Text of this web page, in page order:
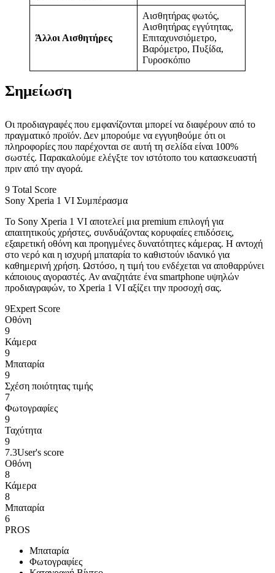
Άλλοι Αισθητήρες
Αισθητήρας φωτός,
Αισθητήρας εγγύτητας,
Επιταχυνσιόμετρο,
Βαρόμετρο, Πυξίδα,
Γυροσκόπιο
Σημείωση
Οι προδιαγραφές που εμφανίζονται μπορεί να διαφέρουν από το
πραγματικό προϊόν. Δεν μπορούμε να εγγυηθούμε ότι οι
πληροφορίες που παρέχονται σε αυτή τη σελίδα είναι 100%
σωστές. Παρακαλούμε ελέγξτε τον ιστότοπο του κατασκευαστή
πριν από την αγορά.
9 Total Score
Sony Xperia 1 VI Συμπέρασμα
Το Sony Xperia 1 VI αποτελεί μια premium επιλογή για
απαιτητικούς χρήστες, συνδυάζοντας κορυφαίες επιδόσεις,
εξαιρετική οθόνη και προηγμένες δυνατότητες κάμερας. Η αντοχή
στο νερό και η ισχυρή μπαταρία το καθιστούν ιδανικό για
καθημερινή χρήση. Ωστόσο, η τιμή του ενδέχεται να αποθαρρύνει
κάποιους αγοραστές. Αν αναζητάτε ένα smartphone υψηλών
προδιαγραφών, το Xperia 1 VI αξίζει την προσοχή σας.
9Expert Score
Οθόνη
9
Κάμερα
9
Μπαταρία
9
Σχέση ποιότητας τιμής
7
Φωτογραφίες
9
Ταχύτητα
9
7.3User's score
Οθόνη
8
Κάμερα
8
Μπαταρία
6
PROS
Μπαταρία
Φωτογραφίες